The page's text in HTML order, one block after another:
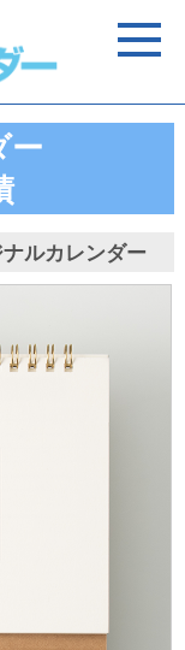
ー
ルカレンダー